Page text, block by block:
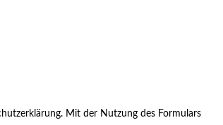
Mit der Nutzung des Formulars